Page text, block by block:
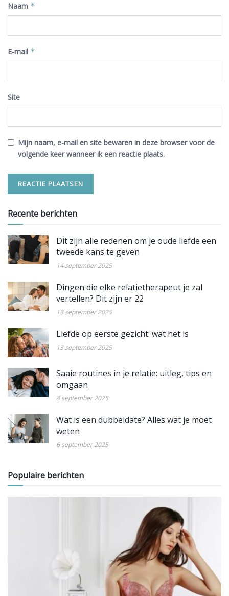
Naam *
E-mail *
Site
Mijn naam, e-mail en site bewaren in deze browser voor de
volgende keer wanneer ik een reactie plaats.
Recente berichten
Dit zijn alle redenen om je oude liefde een
tweede kans te geven
14 september 2025
Dingen die elke relatietherapeut je zal
vertellen? Dit zijn er 22
13 september 2025
Liefde op eerste gezicht: wat het is
13 september 2025
Saaie routines in je relatie: uitleg, tips en
omgaan
8 september 2025
Wat is een dubbeldate? Alles wat je moet
weten
6 september 2025
Populaire berichten